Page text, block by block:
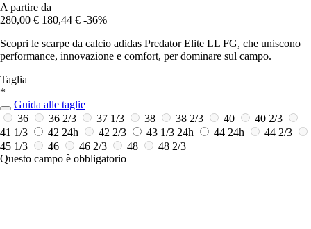
A partire da
280,00 € 180,44 € -36%
Scopri le scarpe da calcio adidas Predator Elite LL FG, che uniscono
performance, innovazione e comfort, per dominare sul campo.
Taglia
*
Guida alle taglie
36
36 2/3 37 1/3 38 38 2/3 40
40 2/3
41 1/3
42 24h 42 2/3 43 1/3 24h 44 24h
44 2/3
45 1/3
46 46 2/3 48
48 2/3
Questo campo è obbligatorio